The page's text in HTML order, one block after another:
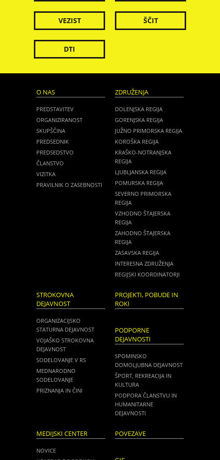
VEZIST ŠČIT
DTI
O NAS
PREDSTAVITEV
ORGANIZIRANOST
SKUPŠČINA
PREDSEDNIK
PREDSEDSTVO
ČLANSTVO
VIZITKA
PRAVILNIK O ZASEBNOSTI
ZDRUŽENJA
DOLENJSKA REGIJA
GORENJSKA REGIJA
JUŽNO PRIMORSKA REGIJA
KOROŠKA REGIJA
KRAŠKO-NOTRANJSKA
REGIJA
LJUBLJANSKA REGIJA
POMURSKA REGIJA
SEVERNO PRIMORSKA
REGIJA
VZHODNO ŠTAJERSKA
REGIJA
ZAHODNO ŠTAJERSKA
REGIJA
ZASAVSKA REGIJA
INTERESNA ZDRUŽENJA
REGIJSKI KOORDINATORJI
STROKOVNA
DEJAVNOST
ORGANIZACIJSKO
STATURNA DEJAVNOST
VOJAŠKO STROKOVNA
DEJAVNOST
SODELOVANJE V RS
MEDNARODNO
SODELOVANJE
PRIZNANJA IN ČINI
PROJEKTI, POBUDE IN
ROKI
PODPORNE
DEJAVNOSTI
SPOMINSKO
DOMOLJUBNA DEJAVNOST
ŠPORT, REKREACIJA IN
KULTURA
PODPORA ČLANSTVU IN
HUMANITARNE
DEJAVNOSTI
MEDIJSKI CENTER
NOVICE
POVEZAVE